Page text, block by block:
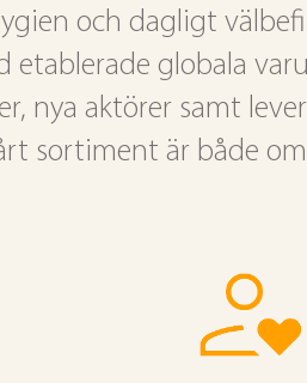
och dagligt
etablerade globala
nya aktörer samt
sortiment är både